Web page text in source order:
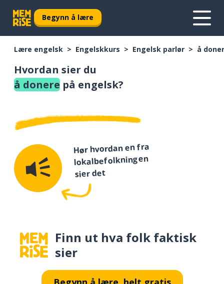
Begynn å lære
Lære engelsk Engelskkurs Engelsk parlør å
Hvordan sier du
å donere på engelsk?
Hør hvordan en fra
lokalbefolkningen
sier det
Finn ut hva folk faktisk
sier